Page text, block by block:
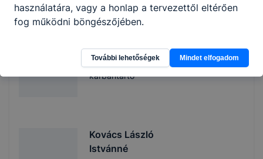
István
karbantartó
Kovács László
Istvánné
használatára, vagy a honlap a tervezettől eltérően
fog működni böngészőjében.
További lehetőségek Mindet elfogadom